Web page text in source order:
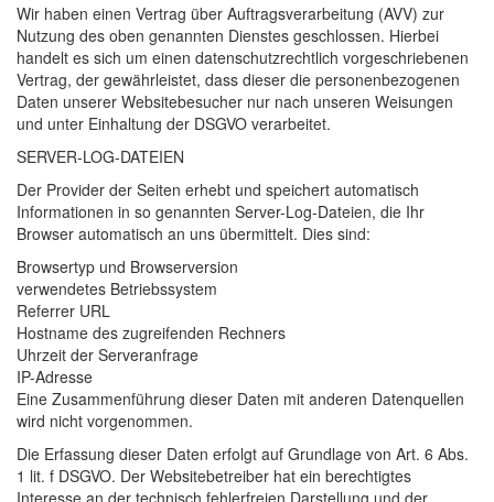
Wir haben einen Vertrag über Auftragsverarbeitung (AVV) zur
Nutzung des oben genannten Dienstes geschlossen. Hierbei
handelt es sich um einen datenschutzrechtlich vorgeschriebenen
Vertrag, der gewährleistet, dass dieser die personenbezogenen
Daten unserer Websitebesucher nur nach unseren Weisungen
und unter Einhaltung der DSGVO verarbeitet.
SERVER-LOG-DATEIEN
Der Provider der Seiten erhebt und speichert automatisch
Informationen in so genannten Server-Log-Dateien, die Ihr
Browser automatisch an uns übermittelt. Dies sind:
Browsertyp und Browserversion
verwendetes Betriebssystem
Referrer URL
Hostname des zugreifenden Rechners
Uhrzeit der Serveranfrage
IP-Adresse
Eine Zusammenführung dieser Daten mit anderen Datenquellen
wird nicht vorgenommen.
Die Erfassung dieser Daten erfolgt auf Grundlage von Art. 6 Abs.
1 lit. f DSGVO. Der Websitebetreiber hat ein berechtigtes
Interesse an der technisch fehlerfreien Darstellung und der